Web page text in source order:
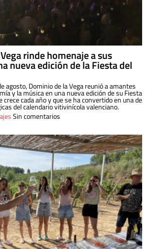
rinde homenaje a sus
nueva edición de la Fiesta del
agosto, Dominio de la Vega reunió a amantes
y la música en una nueva edición de su Fiesta
crece cada año y que se ha convertido en una de
del calendario vitivinícola valenciano.
Sin comentarios